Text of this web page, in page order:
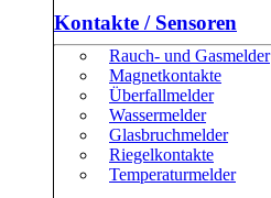
Kontakte / Sensoren
Rauch- und Gasmelder
Magnetkontakte
Überfallmelder
Wassermelder
Glasbruchmelder
Riegelkontakte
Temperaturmelder